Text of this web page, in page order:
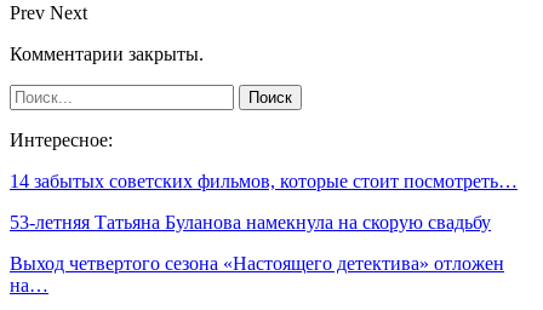
Prev Next
Комментарии закрыты.
Интересное:
14 забытых советских фильмов, которые стоит посмотреть…
53-летняя Татьяна Буланова намекнула на скорую свадьбу
Выход четвертого сезона «Настоящего детектива» отложен
на…